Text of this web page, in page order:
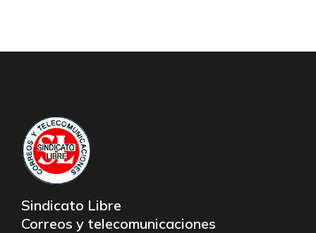
Sindicato Libre
Correos y telecomunicaciones